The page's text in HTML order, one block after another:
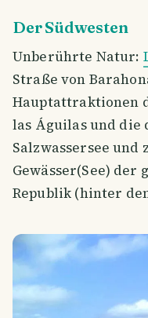
Der Südwesten
Unberührte Natur:
Straße von
Hauptattraktionen
las Águilas und die
Salzwassersee
Gewässer(See) der
Republik (hinter